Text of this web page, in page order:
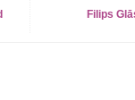
Filips